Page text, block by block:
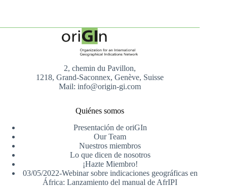
2, chemin du Pavillon,
1218, Grand-Saconnex, Genève, Suisse
Mail: info@origin-gi.com
Quiénes somos
Presentación de oriGIn
Our Team
Nuestros miembros
Lo que dicen de nosotros
¡Hazte Miembro!
03/05/2022-Webinar sobre indicaciones geográficas en
África: Lanzamiento del manual de AfrIPI